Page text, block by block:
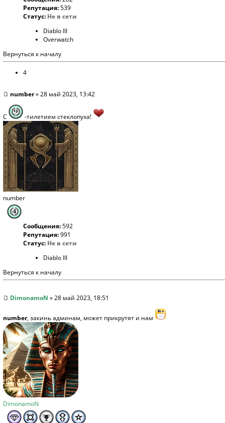
Репутация:539
Статус: Не в сети
Diablo III
Overwatch
Вернуться к началу
4
number» 28 май 2023, 13:42
C -тилетием стеклопуха!
number
Сообщения:592
Репутация:991
Статус: Не в сети
Diablo III
Вернуться к началу
DimonamoN » 28 май 2023, 18:51
number, закинь админам, может прикрутят и нам
DimonamoN